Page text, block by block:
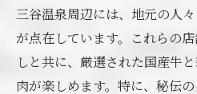
三谷温泉周辺での焼
焼肉愛好家におすす
三谷温泉で味わう厳選国
三谷温泉周辺には、地元の人
が点在しています。これらの
しと共に、厳選された国産牛
肉が楽しめます。特に、秘伝